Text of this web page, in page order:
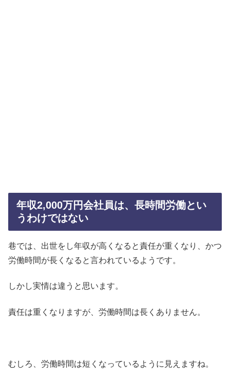
年収2,000万円会社員は、長時間労働とい
うわけではない
巷では、出世をし年収が高くなると責任が重くなり、かつ
労働時間が長くなると言われているようです。
しかし実情は違うと思います。
責任は重くなりますが、労働時間は長くありません。
むしろ、労働時間は短くなっているように見えますね。